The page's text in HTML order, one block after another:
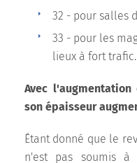
32 - pour salles
33 - pour les
lieux à fort trafic.
Avec
son épaisseur
Étant donné que le
n'est pas soumis à